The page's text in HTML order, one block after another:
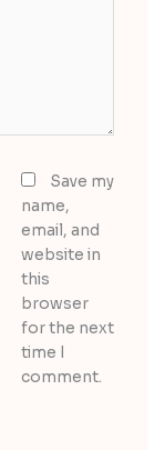
Save my
name,
email, and
website in
this
browser
for the next
time I
comment.